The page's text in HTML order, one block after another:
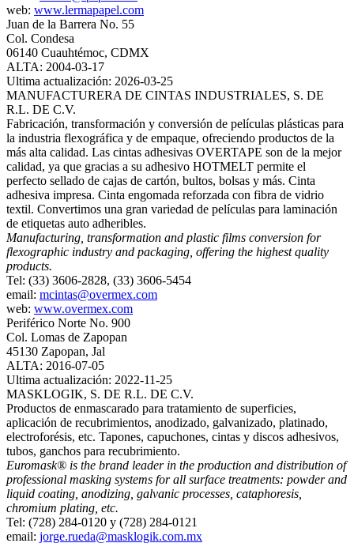
web: www.lermapapel.com
Juan de la Barrera No. 55
Col. Condesa
06140 Cuauhtémoc, CDMX
ALTA: 2004-03-17
Ultima actualización: 2026-03-25
MANUFACTURERA DE CINTAS INDUSTRIALES, S. DE
R.L. DE C.V.
Fabricación, transformación y conversión de películas plásticas para
la industria flexográfica y de empaque, ofreciendo productos de la
más alta calidad. Las cintas adhesivas OVERTAPE son de la mejor
calidad, ya que gracias a su adhesivo HOTMELT permite el
perfecto sellado de cajas de cartón, bultos, bolsas y más. Cinta
adhesiva impresa. Cinta engomada reforzada con fibra de vidrio
textil. Convertimos una gran variedad de películas para laminación
de etiquetas auto adheribles.
Manufacturing, transformation and plastic films conversion for
flexographic industry and packaging, offering the highest quality
products.
Tel: (33) 3606-2828, (33) 3606-5454
email: mcintas@overmex.com
web: www.overmex.com
Periférico Norte No. 900
Col. Lomas de Zapopan
45130 Zapopan, Jal
ALTA: 2016-07-05
Ultima actualización: 2022-11-25
MASKLOGIK, S. DE R.L. DE C.V.
Productos de enmascarado para tratamiento de superficies,
aplicación de recubrimientos, anodizado, galvanizado, platinado,
electroforésis, etc. Tapones, capuchones, cintas y discos adhesivos,
tubos, ganchos para recubrimiento.
Euromask® is the brand leader in the production and distribution of
professional masking systems for all surface treatments: powder and
liquid coating, anodizing, galvanic processes, cataphoresis,
chromium plating, etc.
Tel: (728) 284-0120 y (728) 284-0121
email: jorge.rueda@masklogik.com.mx